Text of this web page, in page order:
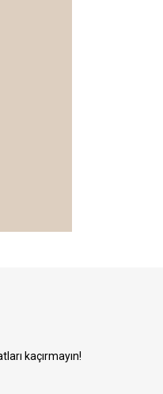
kaçırmayın!